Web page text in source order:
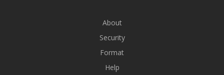
About
Security
Format
Help